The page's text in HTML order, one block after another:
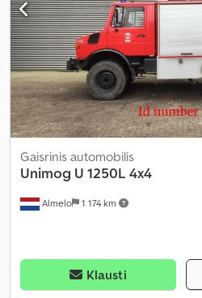
Almelo 1 174 km
Gaisrinis automobilis
Unimog U 1250L 4x4
Klausti